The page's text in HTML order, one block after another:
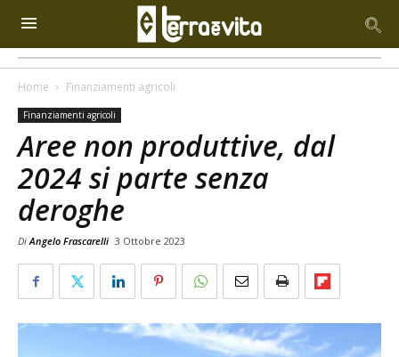
Home Finanziamenti agricoli
Finanziamenti agricoli
Aree non produttive, dal
2024 si parte senza
deroghe
DiAngelo Frascarelli 3 Ottobre 2023